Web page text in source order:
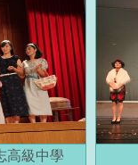
高級中學